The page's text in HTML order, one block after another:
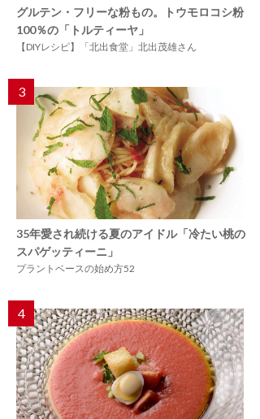
グルテン・フリーな粉もの。トウモロコシ粉
100％の「トルティーヤ」
【DIYレシピ】「北出食堂」北出茂雄さん
3
35年愛され続ける夏のアイドル「冷たい桃の
スパゲッティーニ」
プラントベースの始め方52
4